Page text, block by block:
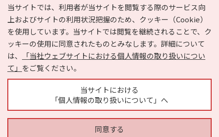
当サイトでは、利用者が当サイトを閲覧する際のサービス向
上およびサイトの利用状況把握のため、クッキー（Cookie）
を使用しています。当サイトでは閲覧を継続されることで、ク
ッキーの使用に同意されたものとみなします。詳細について
は、
「当社ウェブサイトにおける個人情報の取り扱いについ
て」 をご覧ください。
当サイトにおける
「個人情報の取り扱いについて」へ
同意する
e-NAVITA（イーナビタ）とは？ お気に入り
ヘルプ
利用規約
個人情報の取り扱いについて
運営会社
サイトマップ
広告掲載に関するお問い合わせ